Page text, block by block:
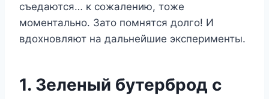
съедаются… к сожалению, тоже
моментально. Зато помнятся долго! И
вдохновляют на дальнейшие эксперименты.
1. Зеленый бутерброд с